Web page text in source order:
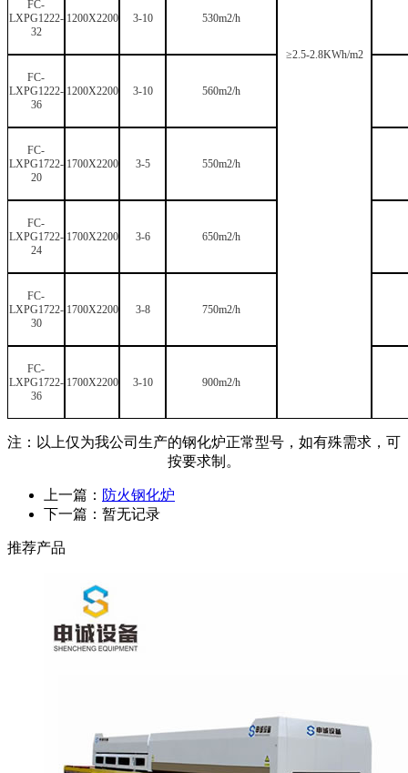
≥2.5-2.8KWh/m2
FC-
LXPG1222-
32
1200X2200 3-10 530m2/h
FC-
LXPG1222-
36
1200X2200 3-10 560m2/h
FC-
LXPG1722-
20
1700X2200 3-5 550m2/h
FC-
LXPG1722-
24
1700X2200 3-6 650m2/h
FC-
LXPG1722-
30
1700X2200 3-8 750m2/h
FC-
LXPG1722-
36
1700X2200 3-10 900m2/h
注：以上仅为我公司生产的钢化炉正常型号，如有殊需求，可
按要求制。
上一篇： 防火钢化炉
下一篇：暂无记录
推荐产品